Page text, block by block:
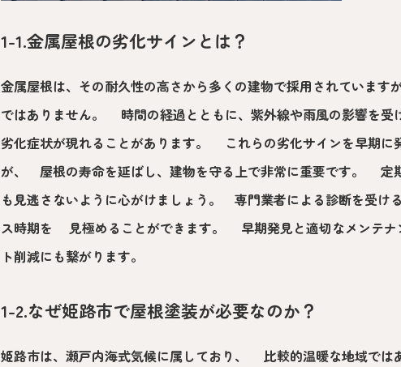
1-1.金属屋根の劣化サインとは？
金属屋根は、その耐久性の高さから多くの建物で採用されていま
ではありません。 時間の経過とともに、紫外線や雨風の影響を
劣化症状が現れることがあります。 これらの劣化サインを早期に
が、 屋根の寿命を延ばし、建物を守る上で非常に重要です。 定
も見逃さないように心がけましょう。 専門業者による診断を受け
ス時期を 見極めることができます。 早期発見と適切なメンテ
ト削減にも繋がります。
1-2.なぜ姫路市で屋根塗装が必要なのか？
姫路市は、瀬戸内海式気候に属しており、 比較的温暖な地域で